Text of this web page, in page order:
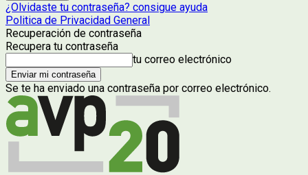
¿Olvidaste tu contraseña? consigue ayuda
Politica de Privacidad General
Recuperación de contraseña
Recupera tu contraseña
tu correo electrónico
Se te ha enviado una contraseña por correo electrónico.